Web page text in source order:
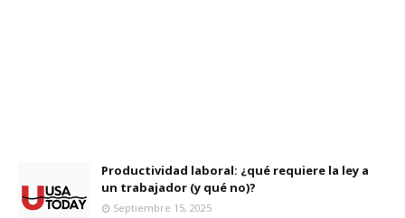
Productividad laboral: ¿qué requiere la ley a
un trabajador (y qué no)?
Septiembre 15, 2025